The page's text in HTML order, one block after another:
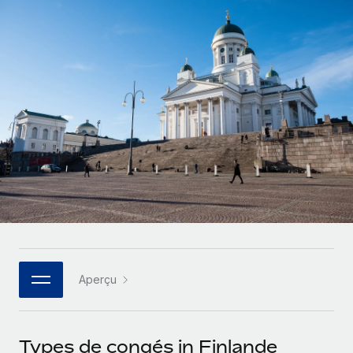
Intégrez et gérez vos freelances partout dans le monde
Sous-traitez les opérations complexes liées à l’emploi
INFRASTRUCTURE
Intégration Remote
Intégrez vos RH aux flux de travail en toute simplicité
Plateforme
Des fonctions RH clés intégrées pour votre équipe
Connectez n'importe quel outil d’IA à Remote grâce à
notre MCP
Rationalisez vos processus avec des outils essentiels
Examinez notre service par rapport aux autres
Des solutions agiles et internationales pour les RH et la
paie des entreprises en pleine croissance
Entreprises intermédiaires
Développez vos équipes avec des solutions RH sur
mesure
Entreprise
Les RH à l’international pour les grandes entreprises
Partenaires stratégiques de la tech
Calculateur de paiement des freelances
Découvrez les devises disponibles et les vitesses de
paiement pour vos freelances internationaux
APPRENDRE AVEC REMOTE
Recherche et guides
Études de cas
Checklists et modèles
Descriptions de postes
Deutsch
Español
Italiano
Português (Portugal)
日本語
한국어
Aperçu
Types de congés in Finlande